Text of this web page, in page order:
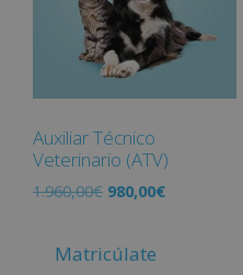
Auxiliar Técnico
Veterinario (ATV)
1.960,00€ 980,00€
Matricúlate